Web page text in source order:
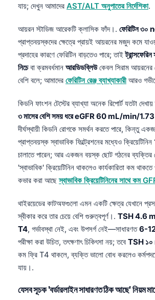
যায়; দেখুন আমাদের AST/ALT অনুপাতের নির্দেশিকা.
আয়রন স্টাডিজ আরেকটি ক্লাসিক ফাঁদ।. ফেরিটিন ৩০
প্রাপ্তবয়স্কদের ক্ষেত্রে প্রায়ই আয়রনের মজুদ কমে
প্রদাহের কারণে ফেরিটিন বাড়তেও পারে; তাই
নিচেবা ক্রমবর্ধমান আরডিডব্লিউকেবল সিরাম আয়রনের
বেশি বলে; আমাদের ফেরিটিন রেঞ্জ ব্যাখ্যাকারীআরও
কিডনি ফাংশন টেস্টের ব্যাখ্যা অনেক রিপোর্ট যতটা দেখায়
৩ মাসের বেশি সময় ধরে eGFR 60 mL/min/1.73
দীর্ঘস্থায়ী কিডনি রোগকে সমর্থন করতে পারে, কিন্তু
প্রাপ্তবয়স্ক স্বাভাবিক ফিল্ট্রেশনের মধ্যেও ক্রিয়েটিনিন
চালাতে পারেন; আর একজন বয়স্ক ছোট গঠনের ব্যক্তির
'স্বাভাবিক' ক্রিয়েটিনিন থাকলেও কার্যকারিতা কম
কভার করা আছেস্বাভাবিক ক্রিয়েটিনিনের সাথে কম
থাইরয়েডের কাটঅফগুলো এমন একটি ক্ষেত্র যেখানে
স্বীকার করে তার চেয়ে বেশি গুরুত্বপূর্ণ।. TSH 4.6
T4, গর্ভাবস্থা নেই, এবং উপসর্গ নেই—সাধারণত6-12
পরীক্ষা করা উচিত, তৎক্ষণাৎ চিকিৎসা নয়; তবে TSH ১০
কম ফ্রি T4 থাকলে, ব্যক্তি ভালো বোধ করলেও
যায়।.
যেসব সূচক 'বর্ডারলাইন সাধারণত ঠিক আছে' নিয়ম
Cebuano
Кыргызча
Татар теле
Беларуская мова
Esperanto
Ślōnskŏ gŏdka
Norsk bokmål